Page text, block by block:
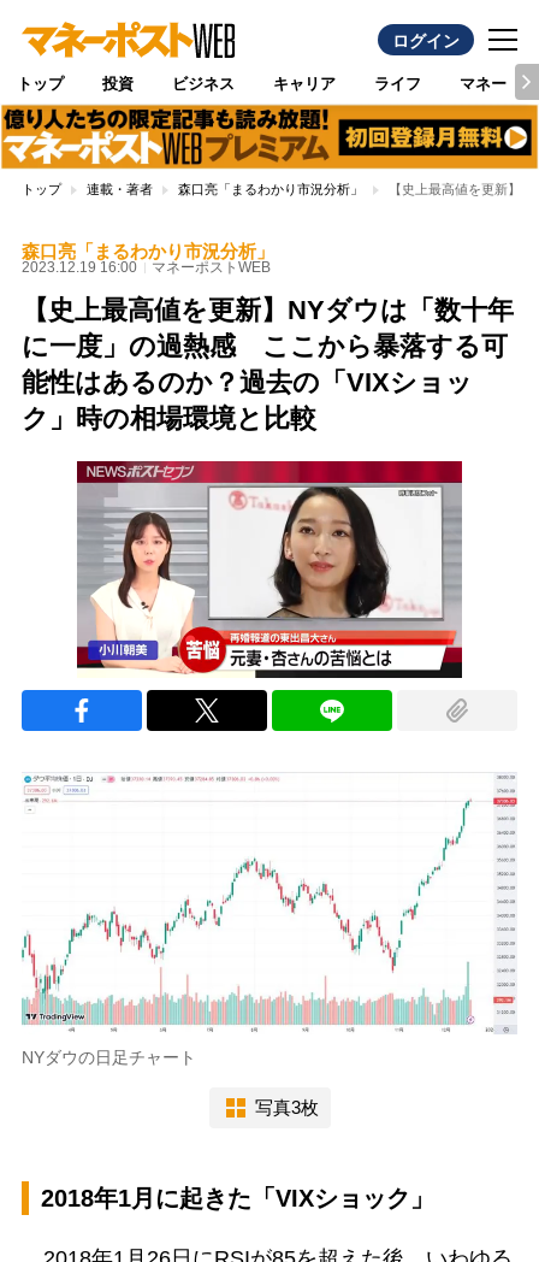
ログイン
トップ 投資 ビジネス キャリア ライフ マネー
トップ 連載・著者 森口亮「まるわかり市況分析」 【史上最高値を更新】
森口亮「まるわかり市況分析」
2023.12.19 16:00 マネーポストWEB
【史上最高値を更新】NYダウは「数十年
に一度」の過熱感 ここから暴落する可
能性はあるのか？過去の「VIXショッ
ク」時の相場環境と比較
NYダウの日足チャート
写真3枚
2018年1月に起きた「VIXショック」